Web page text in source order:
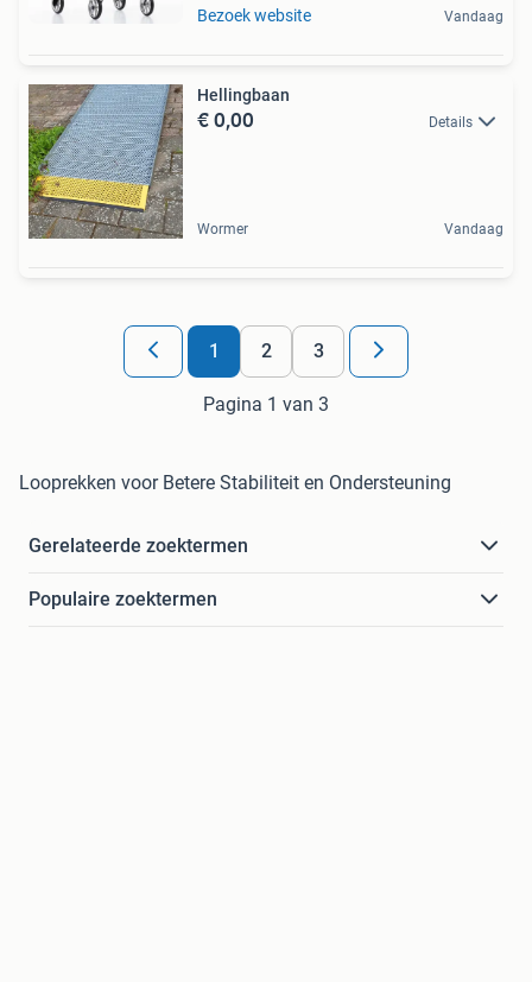
Bezoek website Vandaag
Hellingbaan
€ 0,00 Details
Wormer Vandaag
1 2 3
Pagina 1 van 3
Looprekken voor Betere Stabiliteit en Ondersteuning
Gerelateerde zoektermen
Populaire zoektermen